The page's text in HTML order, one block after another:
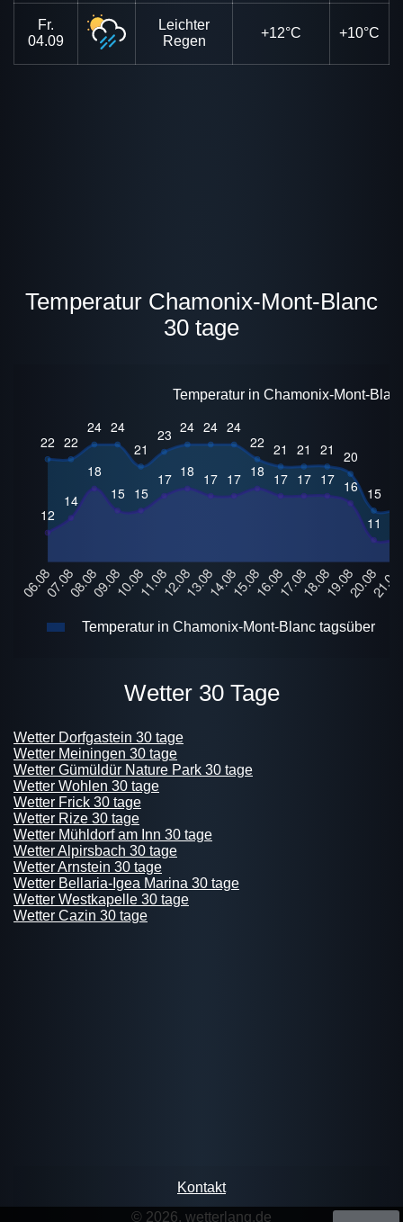
Fr.
04.09
Leichter
Regen
+12°C +10°C
Temperatur Chamonix-Mont-Blanc
30 tage
Temperatur in Chamonix-Mont-
Temperatur in Chamonix-Mont-Blanc tagsüber
Wetter 30 Tage
Wetter Dorfgastein 30 tage
Wetter Meiningen 30 tage
Wetter Gümüldür Nature Park 30 tage
Wetter Wohlen 30 tage
Wetter Frick 30 tage
Wetter Rize 30 tage
Wetter Mühldorf am Inn 30 tage
Wetter Alpirsbach 30 tage
Wetter Arnstein 30 tage
Wetter Bellaria-Igea Marina 30 tage
Wetter Westkapelle 30 tage
Wetter Cazin 30 tage
Kontakt
© 2026, wetterlang.de